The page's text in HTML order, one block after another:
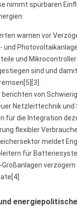
nimmt spürbaren
warnen vor
und
und
sind und
von
Netzleittechnik
für die Integration
flexibler
meldet
für